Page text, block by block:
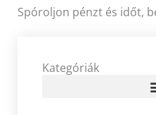
Spóroljon pénzt és időt,
Kategóriák